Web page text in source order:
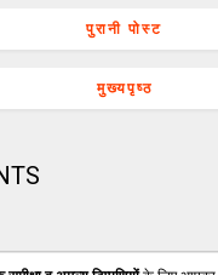
पुरानी पोस्ट
मुख्यपृष्ठ